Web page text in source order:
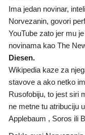
Ima jedan novinar,
Norvezanin, govori
YouTube zato jer mu
novinama kao The
Diesen.
Wikipedia kaze za
stavove a ako netko
Rusofobiju, to jest siri
ne metne tu atribuciju
Applebaum , Soros ili